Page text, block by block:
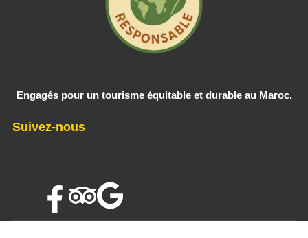
Engagés pour un tourisme équitable et durable au Maroc.
Suivez-nous